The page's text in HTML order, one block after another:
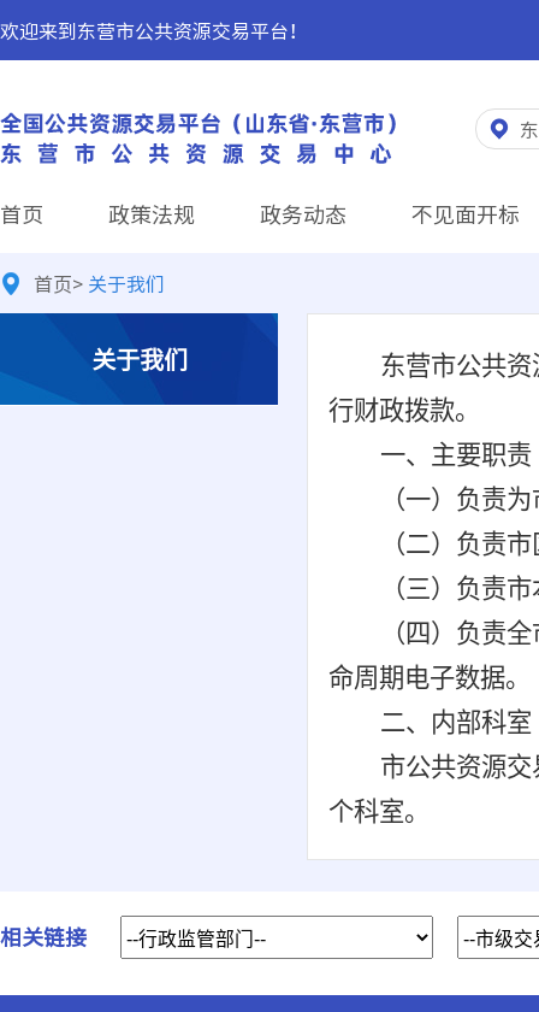
欢迎来到东营市公共资源交易平台！
首页 政策法规 政务动态 不见面开标
首页> 关于我们
关于我们
东营市公共
行财政拨款。
一、主要职责
（一） 负责为
（二） 负责市
（三） 负责
（四）负责
命周期电子数据。
二、内部科室
市公共资源
个科室。
相关链接